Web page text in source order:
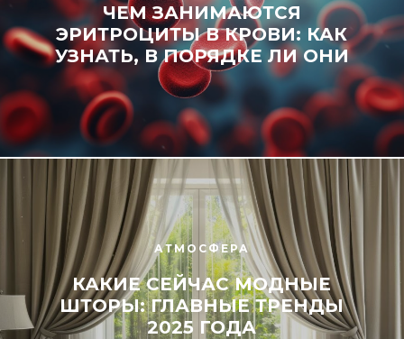
ЧЕМ ЗАНИМАЮТСЯ
ЭРИТРОЦИТЫ В КРОВИ: КАК
УЗНАТЬ, В ПОРЯДКЕ ЛИ ОНИ
АТМОСФЕРА
КАКИЕ СЕЙЧАС МОДНЫЕ
ШТОРЫ: ГЛАВНЫЕ ТРЕНДЫ
2025 ГОДА